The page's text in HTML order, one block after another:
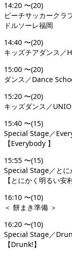
14:20 〜(20)
ビーチサッカークラ
ドルソーレ福岡
14:40 〜(20)
キッズチアダンス／
15:00 〜(20)
ダンス／Dance
15:20 〜(20)
キッズダンス／
15:40 〜(15)
Special Stage／
【Everybody 】
15:55 〜(15)
Special Stage／とに
【とにかく明るい安村
16:10 〜(10)
＜ 餅まき準備 ＞
16:20 〜(10)
Special Stage／
【Drunk!】